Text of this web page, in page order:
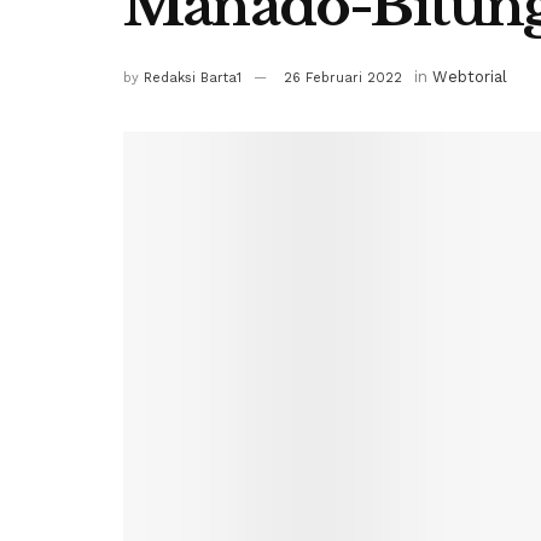
by Redaksi Barta1 26 Februari 2022 in Webtorial